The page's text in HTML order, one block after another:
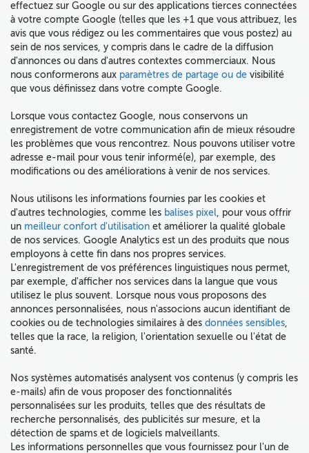
effectuez sur Google ou sur des applications tierces connectées
à votre compte Google (telles que les +1 que vous attribuez, les
avis que vous rédigez ou les commentaires que vous postez) au
sein de nos services, y compris dans le cadre de la diffusion
d'annonces ou dans d'autres contextes commerciaux. Nous
nous conformerons aux paramètres de partage ou de visibilité
que vous définissez dans votre compte Google.
Lorsque vous contactez Google, nous conservons un
enregistrement de votre communication afin de mieux résoudre
les problèmes que vous rencontrez. Nous pouvons utiliser votre
adresse e-mail pour vous tenir informé(e), par exemple, des
modifications ou des améliorations à venir de nos services.
Nous utilisons les informations fournies par les cookies et
d'autres technologies, comme les balises pixel, pour vous offrir
un meilleur confort d'utilisation et améliorer la qualité globale
de nos services. Google Analytics est un des produits que nous
employons à cette fin dans nos propres services.
L'enregistrement de vos préférences linguistiques nous permet,
par exemple, d'afficher nos services dans la langue que vous
utilisez le plus souvent. Lorsque nous vous proposons des
annonces personnalisées, nous n'associons aucun identifiant de
cookies ou de technologies similaires à des données sensibles,
telles que la race, la religion, l'orientation sexuelle ou l'état de
santé.
Nos systèmes automatisés analysent vos contenus (y compris les
e-mails) afin de vous proposer des fonctionnalités
personnalisées sur les produits, telles que des résultats de
recherche personnalisés, des publicités sur mesure, et la
détection de spams et de logiciels malveillants.
Les informations personnelles que vous fournissez pour l'un de